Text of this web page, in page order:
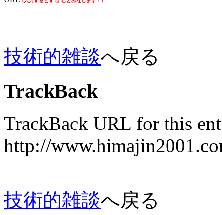
技術的雑談へ戻る
TrackBack
TrackBack URL for this
http://
技術的雑談へ戻る